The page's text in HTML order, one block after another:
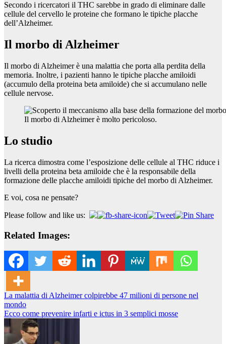
Secondo i ricercatori il THC sarebbe in grado di eliminare dalle
cellule del cervello le proteine che formano le tipiche placche
dell’Alzheimer.
Il morbo di Alzheimer
Il morbo di Alzheimer è una malattia che porta alla perdita della
memoria. Inoltre, i pazienti hanno le tipiche placche amiloidi
(accumulo della proteina beta amiloide) che si accumulano nelle
cellule nervose.
Il morbo di Alzheimer è molto pericoloso.
Lo studio
La ricerca dimostra come l’esposizione delle cellule al THC riduce i
livelli della proteina beta amiloide che è la responsabile della
formazione delle placche amiloidi tipiche del morbo di Alzheimer.
E voi, cosa ne pensate?
Please follow and like us:
Related Images:
Navigazione
articoli
La malattia di Alzheimer colpirebbe 47 milioni di persone nel
mondo
Ecco come prevenire infarti e ictus in 3 semplici mosse